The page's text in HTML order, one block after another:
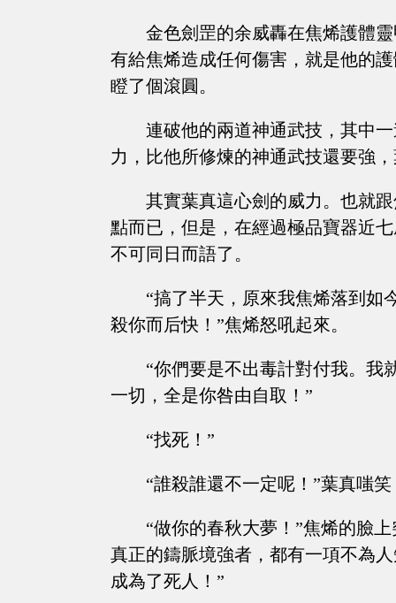
金色劍罡的余威轟在焦烯護體
有給焦烯造成任何傷害，就是他的
瞪了個滾圓。
連破他的兩道神通武技，其中
力，比他所修煉的神通武技還要強
其實葉真這心劍的威力。也就
點而已，但是，在經過極品寶器近
不可同日而語了。
“搞了半天，原來我焦烯落到如
殺你而后快！”焦烯怒吼起來。
“你們要是不出毒計對付我。我
一切，全是你咎由自取！”
“找死！”
“誰殺誰還不一定呢！”葉真嗤笑
“做你的春秋大夢！”焦烯的臉
真正的鑄脈境強者，都有一項不為
成為了死人！”